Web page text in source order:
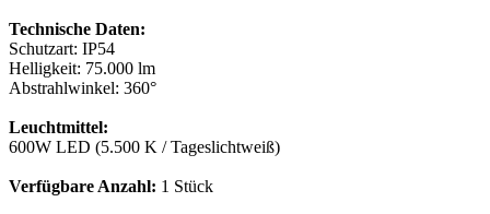
Technische Daten:
Schutzart: IP54
Helligkeit: 75.000 lm
Abstrahlwinkel: 360°
Leuchtmittel:
600W LED (5.500 K / Tageslichtweiß)
Verfügbare Anzahl: 1 Stück